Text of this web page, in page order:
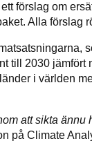
förslag om
Alla förslag
till 2030 jämfört
i världen
att sikta ännu
på Climate
Stötta